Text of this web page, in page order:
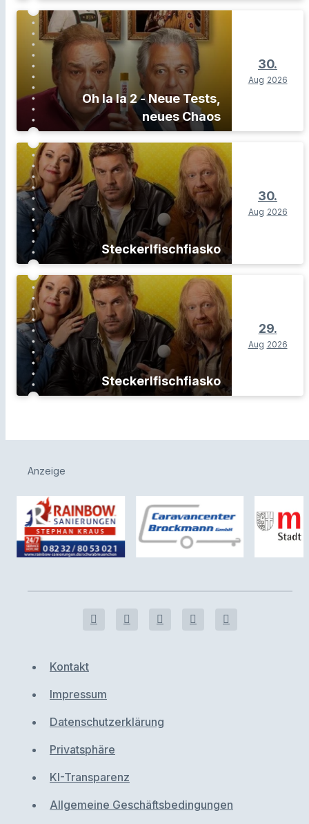
Oh la la 2 - Neue Tests,
neues Chaos
30.
Aug 2026
Steckerlfischfiasko
30.
Aug 2026
Steckerlfischfiasko
29.
Aug 2026
Anzeige
Kontakt
Impressum
Datenschutzerklärung
Privatsphäre
KI-Transparenz
Allgemeine Geschäftsbedingungen